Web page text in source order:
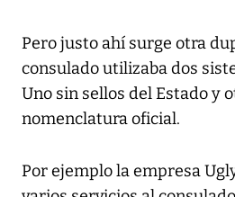
Pero justo ahí surge otra
consulado utilizaba dos
Uno sin sellos del Estado y
nomenclatura oficial.
Por ejemplo la empresa